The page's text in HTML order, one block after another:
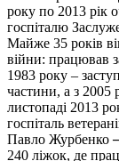
року по 2013 рік
госпіталю
Майже 35 років
війни: працював
1983 року –
частини, а з 2005
листопаді 2013
госпіталь
Павло Журбенко ─
240 ліжок, де